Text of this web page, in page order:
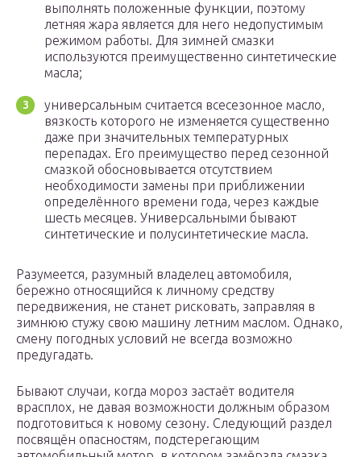
выполнять положенные функции, поэтому
летняя жара является для него недопустимым
режимом работы. Для зимней смазки
используются преимущественно синтетические
масла;
универсальным считается всесезонное масло,
вязкость которого не изменяется существенно
даже при значительных температурных
перепадах. Его преимущество перед сезонной
смазкой обосновывается отсутствием
необходимости замены при приближении
определённого времени года, через каждые
шесть месяцев. Универсальными бывают
синтетические и полусинтетические масла.
Разумеется, разумный владелец автомобиля,
бережно относящийся к личному средству
передвижения, не станет рисковать, заправляя в
зимнюю стужу свою машину летним маслом. Однако,
смену погодных условий не всегда возможно
предугадать.
Бывают случаи, когда мороз застаёт водителя
врасплох, не давая возможности должным образом
подготовиться к новому сезону. Следующий раздел
посвящён опасностям, подстерегающим